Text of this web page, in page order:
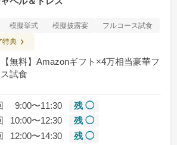
模擬挙式 模擬披露宴
フルコース試食
特典
無料】Amazonギフト×4万相当豪華フ
試食
9:00〜11:30
残 ◯
10:00〜12:30
残 ◯
12:00〜14:30 残 ◯